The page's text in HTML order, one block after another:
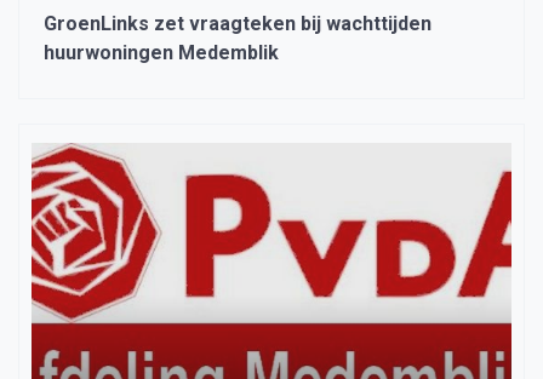
GroenLinks zet vraagteken bij wachttijden
huurwoningen Medemblik